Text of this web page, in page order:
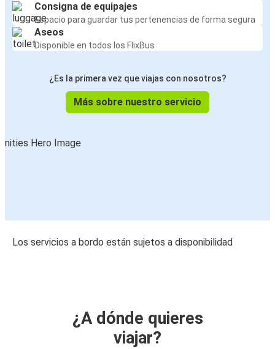
Consigna de equipajes
Espacio para guardar tus pertenencias de forma segura
Aseos
Disponible en todos los FlixBus
¿Es la primera vez que viajas con nosotros?
Más sobre nuestro servicio
Los servicios a bordo están sujetos a disponibilidad
¿A dónde quieres
viajar?